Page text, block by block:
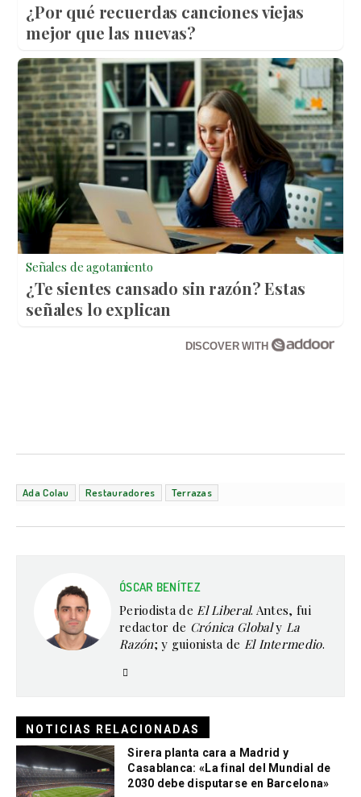
¿Por qué recuerdas canciones viejas
mejor que las nuevas?
Señales de agotamiento
¿Te sientes cansado sin razón? Estas
señales lo explican
DISCOVER WITH
Ada Colau Restauradores Terrazas
ÓSCAR BENÍTEZ
Periodista de El Liberal. Antes, fui
redactor de Crónica Globaly La
Razón; y guionista de El Intermedio.
NOTICIAS RELACIONADAS
Sirera planta cara a Madrid y
Casablanca: «La final del Mundial de
2030 debe disputarse en Barcelona»